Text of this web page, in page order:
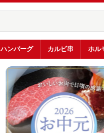
ハンバーグ カルビ串 ホル